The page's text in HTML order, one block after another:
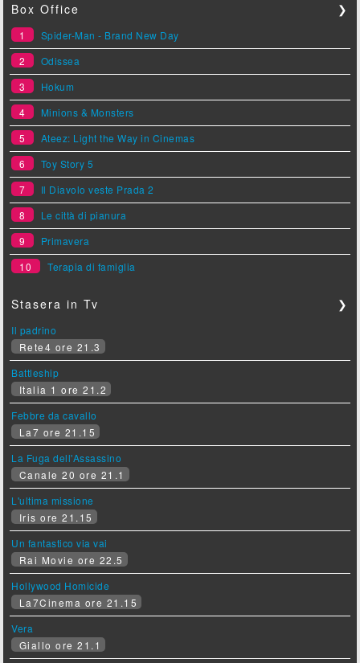
Box Office ❯
1
Spider-Man - Brand New Day
2
Odissea
3
Hokum
4
Minions & Monsters
5
Ateez: Light the Way in Cinemas
6
Toy Story 5
7
Il Diavolo veste Prada 2
8
Le città di pianura
9
Primavera
10
Terapia di famiglia
Stasera in Tv ❯
Il padrino
Rete4 ore 21.3
Battleship
Italia 1 ore 21.2
Febbre da cavallo
La7 ore 21.15
La Fuga dell'Assassino
Canale 20 ore 21.1
L'ultima missione
Iris ore 21.15
Un fantastico via vai
Rai Movie ore 22.5
Hollywood Homicide
La7Cinema ore 21.15
Vera
Giallo ore 21.1